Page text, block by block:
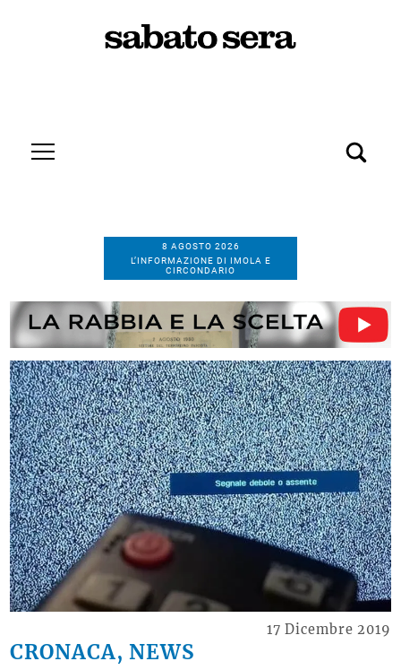
8 AGOSTO 2026
L’INFORMAZIONE DI IMOLA E
CIRCONDARIO
CRONACA, NEWS
17 Dicembre 2019